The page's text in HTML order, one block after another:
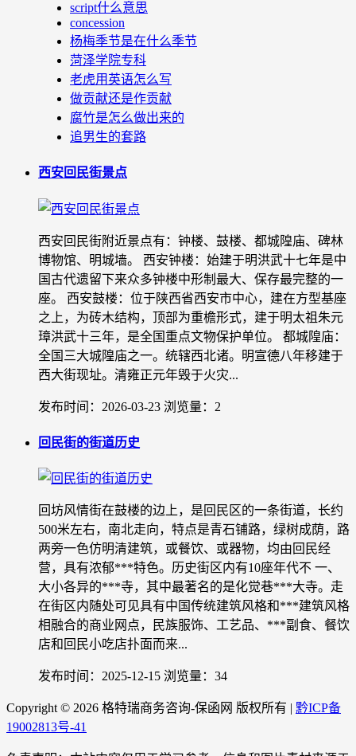
script什么意思
concession
杨梅季节是在什么季节
菏泽学院专科
老虎用英语怎么写
做贡献还是作贡献
腐竹是怎么做出来的
追男生的套路
西安回民街景点
西安回民街附近景点有：钟楼、鼓楼、都城隍庙、碑林
博物馆、明城墙。 西安钟楼：始建于明洪武十七年是中
国古代遗留下来众多钟楼中形制最大、保存最完整的一
座。 西安鼓楼：位于陕西省西安市中心，建在方型基座
之上，为砖木结构，顶部为重檐形式，建于明太祖朱元
璋洪武十三年，是全国重点文物保护单位。 都城隍庙：
全国三大城隍庙之一。统辖西北诸。明宣德八年移建于
西大街现址。清雍正元年毁于火灾...
发布时间：2026-03-23 浏览量：2
回民街的街道历史
回坊风情街在鼓楼的边上，是回民区的一条街道，长约
500米左右，南北走向，特点是青石铺路，绿树成荫，路
两旁一色仿明清建筑，或餐饮、或器物，均由回民经
营，具有浓郁***特色。历史街区内有10座年代不 一、
大小各异的***寺，其中最著名的是化觉巷***大寺。走
在街区内随处可见具有中国传统建筑风格和***建筑风格
相融合的商业网点，民族服饰、工艺品、***副食、餐饮
店和回民小吃店扑面而来...
发布时间：2025-12-15 浏览量：34
Copyright © 2026 格特瑞商务咨询-保函网 版权所有 | 黔ICP备
19002813号-41